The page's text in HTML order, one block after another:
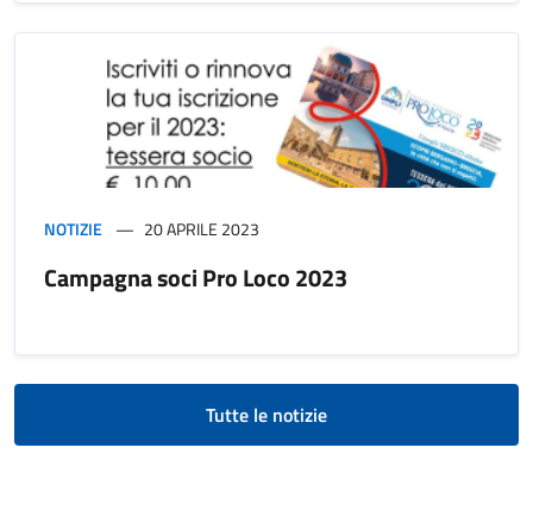
NOTIZIE 20 APRILE 2023
Campagna soci Pro Loco 2023
Tutte le notizie